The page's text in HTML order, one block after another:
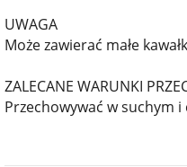
UWAGA
Może zawierać małe
ZALECANE WARUNKI
Przechowywać w suchym